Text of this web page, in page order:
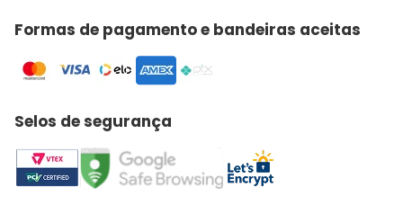
Formas de pagamento e bandeiras aceitas
Selos de segurança